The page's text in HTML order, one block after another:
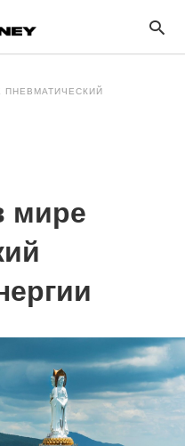
ПНЕВМАТИЧЕСКИЙ
мире